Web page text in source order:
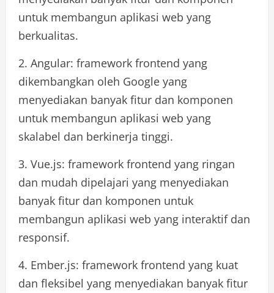
untuk membangun aplikasi web yang
berkualitas.
2. Angular: framework frontend yang
dikembangkan oleh Google yang
menyediakan banyak fitur dan komponen
untuk membangun aplikasi web yang
skalabel dan berkinerja tinggi.
3. Vue.js: framework frontend yang ringan
dan mudah dipelajari yang menyediakan
banyak fitur dan komponen untuk
membangun aplikasi web yang interaktif dan
responsif.
4. Ember.js: framework frontend yang kuat
dan fleksibel yang menyediakan banyak fitur